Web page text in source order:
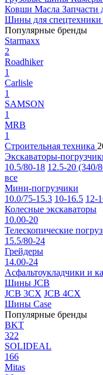
Ковши Масла Запчасти
Шины для спецтехники
Популярные бренды
Starmaxx
2
Roadhiker
1
Carlisle
1
SAMSON
1
MRB
1
Строительная техника
Экскаваторы-
10.5/80-18 12.5-20 (340/
все
Мини-погрузчики
10.0/75-15.3 10-16.5 12-
Колесные экскаваторы
10.00-20
Телескопические
15.5/80-24
Грейдеры
14.00-24
Асфальтоукладчики и
Шины JCB
JCB 3CX JCB 4CX
Шины Case
Популярные бренды
BKT
322
SOLIDEAL
166
Mitas